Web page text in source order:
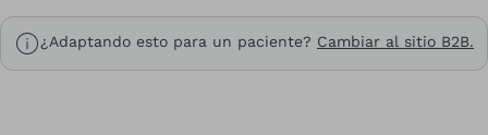
¿Adaptando esto para un paciente? Cambiar al sitio B2B.